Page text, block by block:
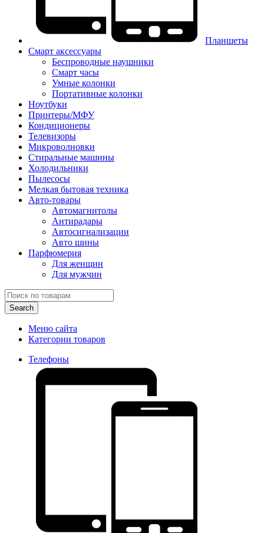
Планшеты
Смарт аксессуары
Беспроводные наушники
Смарт часы
Умные колонки
Портативные колонки
Ноутбуки
Принтеры/МФУ
Кондиционеры
Телевизоры
Микроволновки
Стиральные машины
Холодильники
Пылесосы
Мелкая бытовая техника
Авто-товары
Автомагнитолы
Антирадары
Автосигнализации
Авто шины
Парфюмерия
Для женщин
Для мужчин
Search
Меню сайта
Категории товаров
Телефоны